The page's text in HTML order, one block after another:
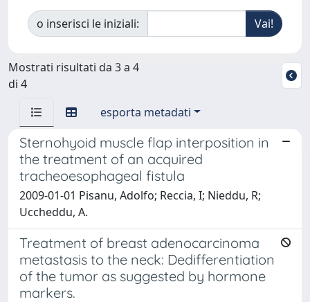
o inserisci le iniziali:
Mostrati risultati da 3 a 4
di 4
esporta metadati
Sternohyoid muscle flap interposition in
the treatment of an acquired
tracheoesophageal fistula
2009-01-01 Pisanu, Adolfo; Reccia, I; Nieddu, R;
Uccheddu, A.
Treatment of breast adenocarcinoma
metastasis to the neck: Dedifferentiation
of the tumor as suggested by hormone
markers.